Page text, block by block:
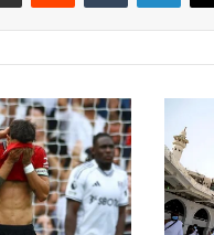
فولهام
يتعادل
مع
مانشستر
يونايتد
بهدف